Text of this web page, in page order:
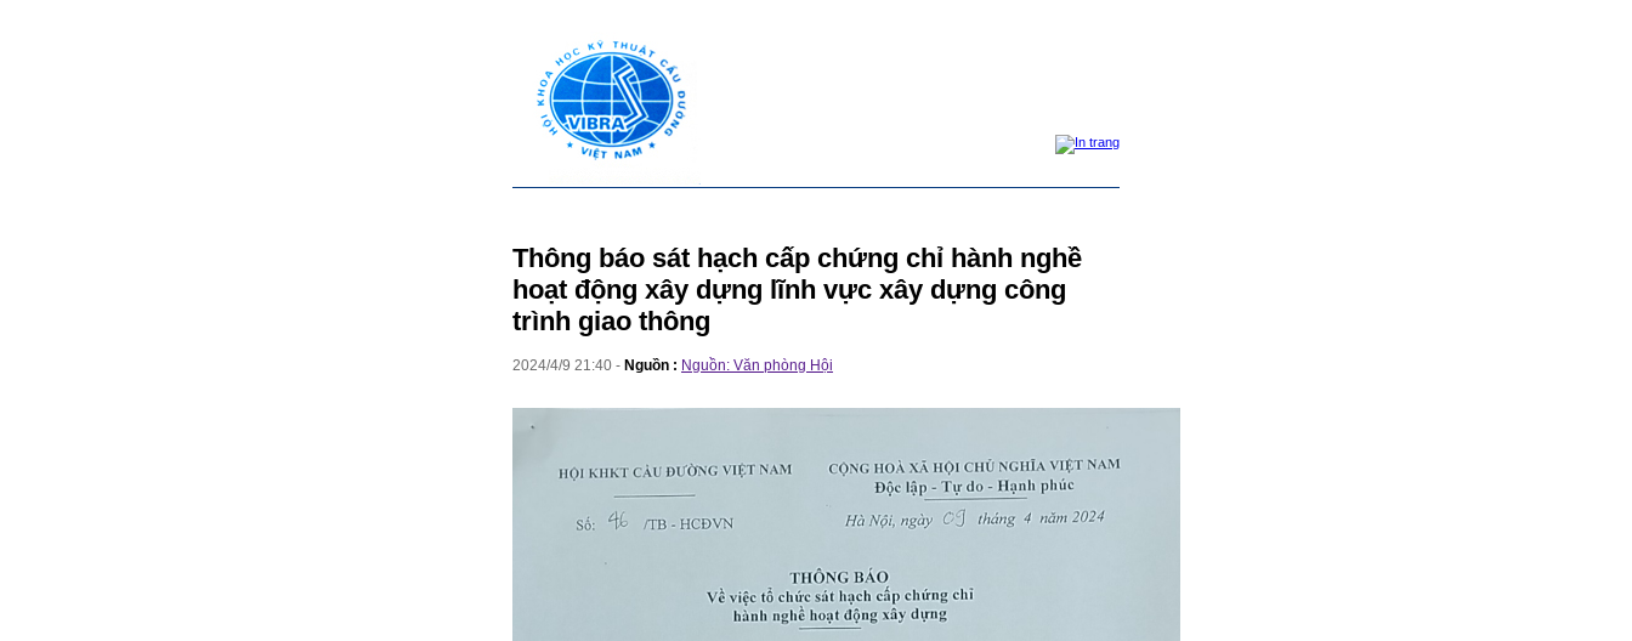
Thông báo sát hạch cấp chứng chỉ hành nghề
hoạt động xây dựng lĩnh vực xây dựng công
trình giao thông
2024/4/9 21:40 - Nguồn : Nguồn: Văn phòng Hội